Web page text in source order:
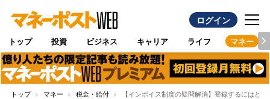
ログイン
トップ 投資 ビジネス キャリア ライフ マネー
トップ マネー 税金・給付 【インボイス制度の疑問解消】登録するにはど